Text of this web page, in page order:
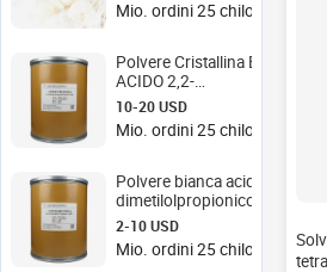
Mio. ordini 25 chilogrammi
Polvere Cristallina Bianca
ACIDO 2,2-
DIMETOLOLBUTIRRICO
10-20 USD
Mio. ordini 25 chilogrammi
Polvere bianca acido
dimetilolpropionico DMPA
CAS 4767-03-7
2-10 USD
Mio. ordini 25 chilogrammi